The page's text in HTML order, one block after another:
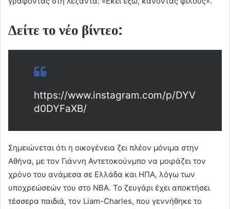
Δείτε το νέο βίντεο:
https://www.instagram.com/p/DYV
d0DYFaXB/
Σημειώνεται ότι η οικογένεια ζει πλέον μόνιμα στην
Αθήνα, με τον Γιάννη Αντετοκούνμπο να μοιράζει τον
χρόνο του ανάμεσα σε Ελλάδα και ΗΠΑ, λόγω των
υποχρεώσεών του στο NBA. Το ζευγάρι έχει αποκτήσει
τέσσερα παιδιά, τον Liam-Charles, που γεννήθηκε το